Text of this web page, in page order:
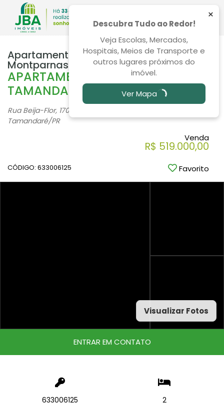
Apartamento 2 Quartos Loteamento
Montparnasse 83m²
APARTAMENTOS EM ALMIRANTE
TAMANDARÉ
Rua Beija-Flor, 170, Loteamento Montparnasse - Almirante
Tamandaré/PR
Venda
R$ 519.000,00
CÓDIGO: 633006125 Favorito
Visualizar Fotos
ENTRAR EM CONTATO
633006125 2
×
Descubra Tudo ao Redor!
Veja Escolas, Mercados,
Hospitais, Meios de Transporte e
outros lugares próximos do
imóvel.
Ver Mapa